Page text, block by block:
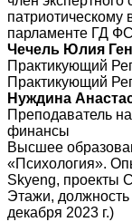
парламенте ГД
Чечель Юлия
Практикующий
Практикующий
Нуждина
Преподаватель
финансы
Высшее
«Психология».
Skyeng, проекты
Этажи,
декабря 2023 г.)